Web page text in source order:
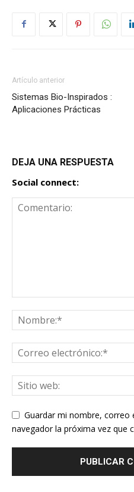
Artículo anterior
Sistemas Bio-Inspirados :
Aplicaciones Prácticas
DEJA UNA RESPUESTA
Social connect:
Guardar mi nombre, correo
navegador la próxima vez que